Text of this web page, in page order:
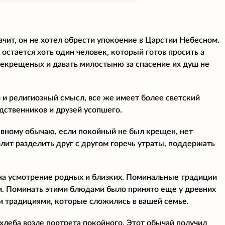
он не хотел обрести упокоение в Царстии Небесном.
хоть один человек, который готов просить а
и давать милостыню за спасение их душ не
религиозный смысл, все же имеет более светский
и друзей усопшего.
обычаю, если покойный не был крещен, нет
разделить друг с другом горечь утраты, поддержать
усмотрение родных и близких. Поминальные традиции
Поминать этими блюдами было принято еще у древних
традициями, которые сложились в вашей семье.
возле портрета покойного. Этот обычай получил